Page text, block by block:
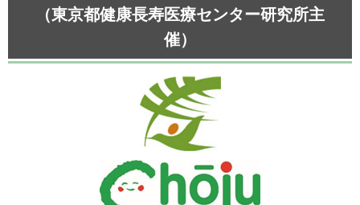
（東京都健康長寿医療センター研究所主
催）